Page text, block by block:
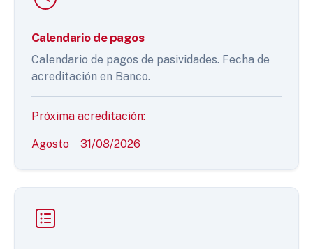
Calendario de pagos
Calendario de pagos de pasividades. Fecha de
acreditación en Banco.
Próxima acreditación:
Agosto 31/08/2026